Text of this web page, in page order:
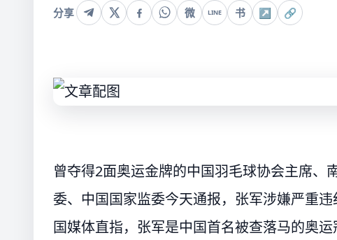
分享 微 LINE 书 ↗ 🔗
曾夺得2面奥运金牌的中国羽毛球协会主席
委、中国国家监委今天通报，张军涉嫌严重
国媒体直指，张军是中国首名被查落马的奥运